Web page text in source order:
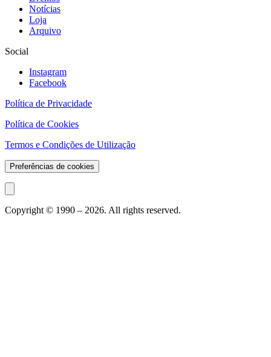
Notícias
Loja
Arquivo
Social
Instagram
Facebook
Política de Privacidade
Política de Cookies
Termos e Condições de Utilização
Preferências de cookies
Copyright © 1990 – 2026. All rights reserved.